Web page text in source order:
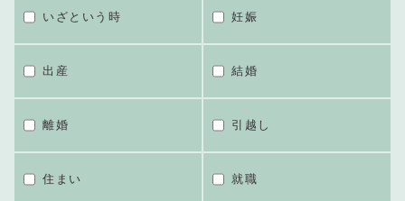
いざという時 妊娠
出産 結婚
離婚 引越し
住まい 就職